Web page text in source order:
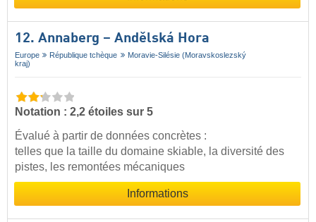
12. Annaberg – Andělská Hora
Europe République tchèque
Moravie-Silésie (Moravskoslezský
kraj)
Notation : 2,2 étoiles sur 5
Évalué à partir de données concrètes :
telles que la taille du domaine skiable, la diversité des
pistes, les remontées mécaniques
Informations